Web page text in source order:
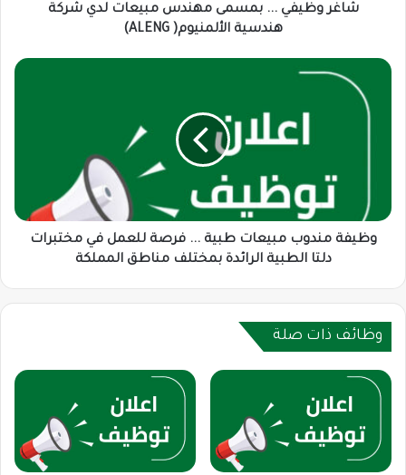
الألمنيوم(شاغر وظيفي ... بمسمى مهندس مبيعات لدي شركة
هندسية الألمنيوم( ALENG)
وظيفة
مندوب
مبيعات
مختبرات
دلتا
المملكة
وظيفة مندوب مبيعات طبية ... فرصة للعمل في مختبرات
دلتا الطبية الرائدة بمختلف مناطق المملكة
وظائف ذات صلة